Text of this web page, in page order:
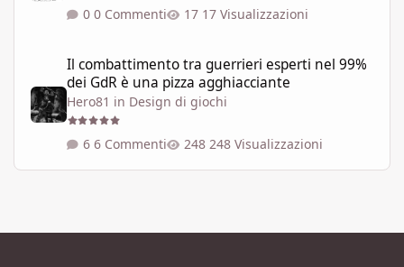
0 Commenti 17 Visualizzazioni
Il combattimento tra guerrieri esperti nel 99%
dei GdR è una pizza agghiacciante
Hero81 in Design di giochi
6 Commenti 248 Visualizzazioni